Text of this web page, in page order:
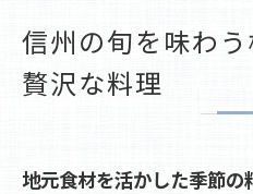
信州の旬を味わ
贅沢な料理
地元食材を活かした季節の